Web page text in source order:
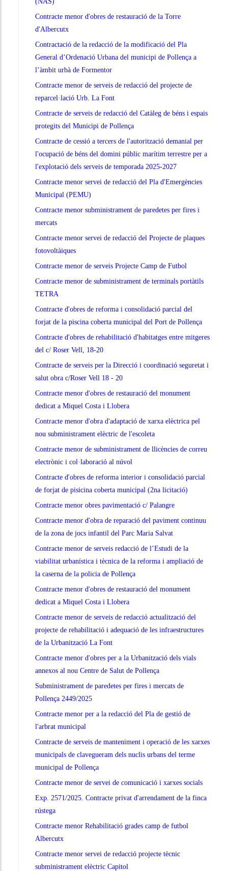
Contracte menor d'obres de restauració de la Torre
d'Albercutx
Contractació de la redacció de la modificació del Pla
General d’Ordenació Urbana del municipi de Pollença a
l’àmbit urbà de Formentor
Contracte menor de serveis de redacció del projecte de
reparcel·lació Urb. La Font
Contracte de serveis de redacció del Catàleg de béns i espais
protegits del Municipi de Pollença
Contracte de cessió a tercers de l'autorització demanial per
l'ocupació de béns del domini públic marítim terrestre per a
l'explotació dels serveis de temporada 2025-2027
Contracte menor servei de redacció del Pla d'Emergències
Municipal (PEMU)
Contracte menor subministrament de paredetes per fires i
mercats
Contracte menor servei de redacció del Projecte de plaques
fotovoltàiques
Contracte menor de serveis Projecte Camp de Futbol
Contracte menor de subministrament de terminals portàtils
TETRA
Contracte d'obres de reforma i consolidació parcial del
forjat de la piscina coberta municipal del Port de Pollença
Contracte d'obres de rehabilitació d'habitatges entre mitgeres
del c/ Roser Vell, 18-20
Contracte de serveis per la Direcció i coordinació seguretat i
salut obra c/Roser Vell 18 - 20
Contracte menor d'obres de restauració del monument
dedicat a Miquel Costa i Llobera
Contracte menor d'obra d'adaptació de xarxa elèctrica pel
nou subministrament elèctric de l'escoleta
Contracte menor de subministrament de llicències de correu
electrònic i col·laboració al núvol
Contracte d'obres de reforma interior i consolidació parcial
de forjat de pisicina coberta municipal (2na licitació)
Contracte menor obres pavimentació c/ Palangre
Contracte menor d'obra de reparació del paviment continuu
de la zona de jocs infantil del Parc Maria Salvat
Contracte menor de serveis redacció de l’Estudi de la
viabilitat urbanística i tècnica de la reforma i ampliació de
la caserna de la policia de Pollença
Contracte menor d'obres de restauració del monument
dedicat a Miquel Costa i Llobera
Contracte menor de serveis de redacció actualització del
projecte de rehabilitació i adequació de les infraestructures
de la Urbanització La Font
Contracte menor d'obres per a la Urbanització dels vials
annexos al nou Centre de Salut de Pollença
Subministrament de paredetes per fires i mercats de
Pollença 2449/2025
Contracte menor per a la redacció del Pla de gestió de
l'arbrat municipal
Contracte de serveis de manteniment i operació de les xarxes
municipals de clavegueram dels nuclis urbans del terme
municipal de Pollença
Contracte menor de servei de comunicació i xarxes socials
Exp. 2571/2025. Contracte privat d'arrendament de la finca
rústega
Contracte menor Rehabilitació grades camp de futbol
Albercutx
Contracte menor servei de redacció projecte tècnic
subministrament elèctric Capitol